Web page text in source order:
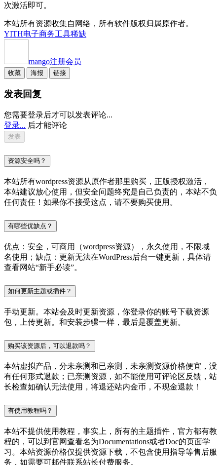
次激活即可。
本站所有资源收集自网络，所有软件版权归属原作者。
YITH电子商务工具稀缺
mango注册会员
收藏 海报 链接
发表回复
您需要登录后才可以发表评论...
登录... 后才能评论
资源安全吗？
本站所有wordpress资源从原作者那里购买，正版授权激活，
本站建议放心使用，但安全问题终究是自己负责的，本站不负
任何责任！如果你不接受这点，请不要购买使用。
有哪些优缺点？
优点：安全，可商用（wordpress资源），永久使用，不限域
名使用；缺点：更新无法在WordPress后台一键更新，具体请
查看网站“新手必读”。
如何更新主题或插件？
手动更新。本站会及时更新资源，你登录你的账号下载资源
包，上传更新。和安装步骤一样，最后是覆盖更新。
购买该资源后，可以退款吗？
本站虚拟产品，分未亲测和已亲测，未亲测资源价格便宜，没
有任何形式退款；已亲测资源，如不能使用可评论区反馈，站
长检查如确认无法使用，将退还站内金币，不现金退款！
有使用教程吗？
本站不提供使用教程，事实上，所有的主题插件，官方都有教
程的，可以到官网查看名为Documentations或者Doc的页面学
习。本站资源价格仅提供资源下载，不包含使用指导等售后服
务，如需要可邮件联系站长付费服务。